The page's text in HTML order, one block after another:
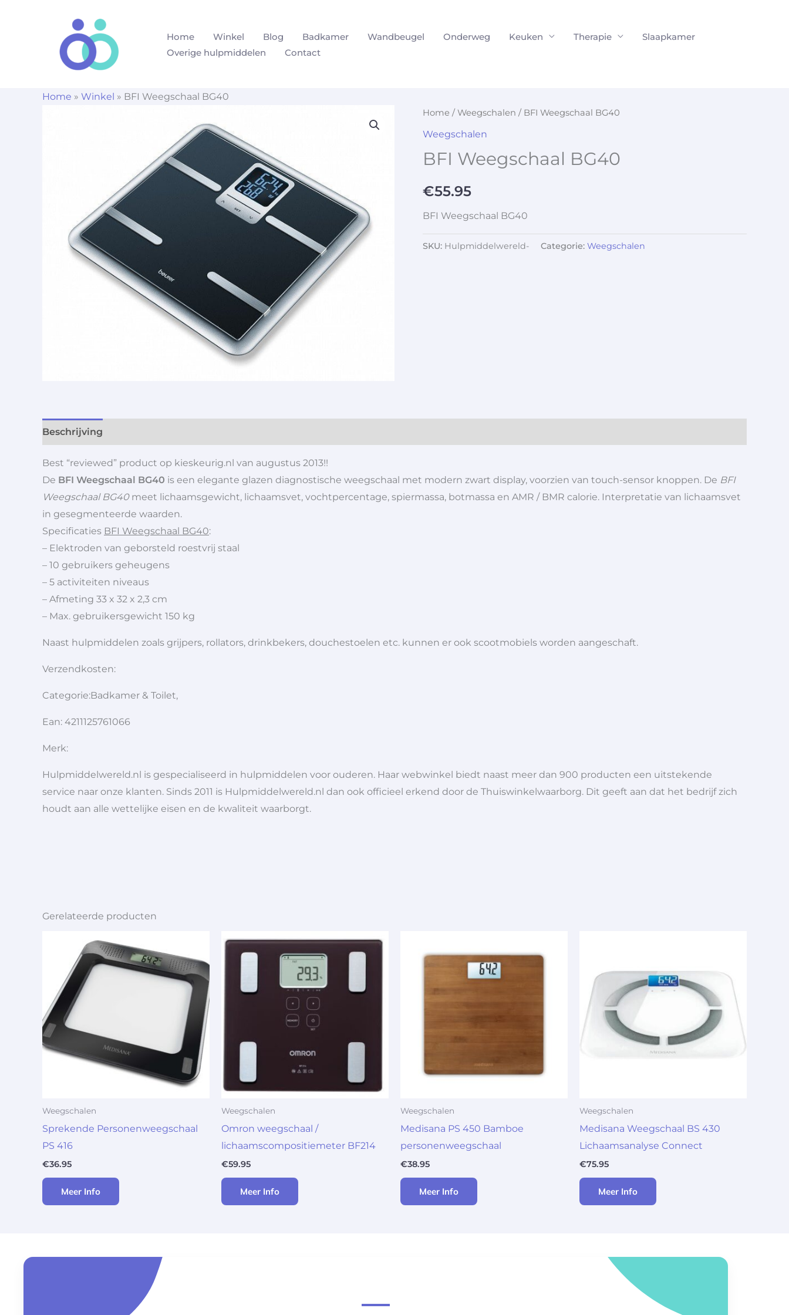
Home Winkel Blog Badkamer Wandbeugel Onderweg Keuken Therapie
Slaapkamer
Overige hulpmiddelen
Contact
Home » Winkel » BFI Weegschaal BG40
Home / Weegschalen / BFI Weegschaal BG40
Weegschalen
BFI Weegschaal BG40
€55.95
BFI Weegschaal BG40
SKU: Hulpmiddelwereld- Categorie: Weegschalen
Beschrijving
Best “reviewed” product op kieskeurig.nl van augustus 2013!!
De BFI Weegschaal BG40 is een elegante glazen diagnostische weegschaal met modern zwart display, voorzien van touch-sensor knoppen. De BFI
Weegschaal BG40meet lichaamsgewicht, lichaamsvet, vochtpercentage, spiermassa, botmassa en AMR / BMR calorie. Interpretatie van lichaamsvet
in gesegmenteerde waarden.
Specificaties BFI Weegschaal BG40:
– Elektroden van geborsteld roestvrij staal
– 10 gebruikers geheugens
– 5 activiteiten niveaus
– Afmeting 33 x 32 x 2,3 cm
– Max. gebruikersgewicht 150 kg
Naast hulpmiddelen zoals grijpers, rollators, drinkbekers, douchestoelen etc. kunnen er ook scootmobiels worden aangeschaft.
Verzendkosten:
Categorie:Badkamer & Toilet,
Ean: 4211125761066
Merk:
Hulpmiddelwereld.nl is gespecialiseerd in hulpmiddelen voor ouderen. Haar webwinkel biedt naast meer dan 900 producten een uitstekende
service naar onze klanten. Sinds 2011 is Hulpmiddelwereld.nl dan ook officieel erkend door de Thuiswinkelwaarborg. Dit geeft aan dat het bedrijf zich
houdt aan alle wettelijke eisen en de kwaliteit waarborgt.
Gerelateerde producten
Weegschalen
Sprekende Personenweegschaal
PS 416
€36.95
Meer Info
Weegschalen
Omron weegschaal /
lichaamscompositiemeter BF214
€59.95
Meer Info
Weegschalen
Medisana PS 450 Bamboe
personenweegschaal
€38.95
Meer Info
Weegschalen
Medisana Weegschaal BS 430
Lichaamsanalyse Connect
€75.95
Meer Info